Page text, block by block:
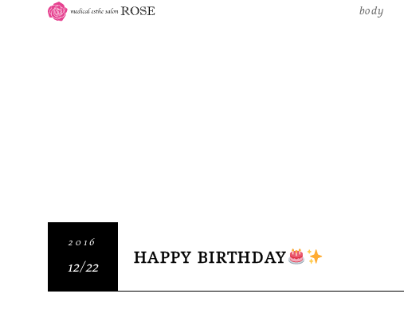
body
2016
12/22 HAPPY BIRTHDAY